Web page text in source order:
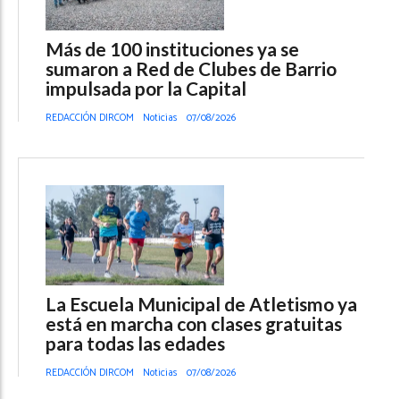
Más de 100 instituciones ya se
sumaron a Red de Clubes de Barrio
impulsada por la Capital
REDACCIÓN DIRCOM Noticias 07/08/2026
La Escuela Municipal de Atletismo ya
está en marcha con clases gratuitas
para todas las edades
REDACCIÓN DIRCOM Noticias 07/08/2026